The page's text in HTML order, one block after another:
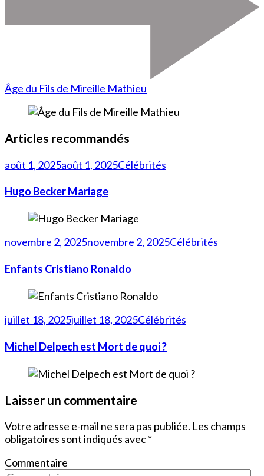
Âge du Fils de Mireille Mathieu
Articles recommandés
août 1, 2025août 1, 2025Célébrités
Hugo Becker Mariage
novembre 2, 2025novembre 2, 2025Célébrités
Enfants Cristiano Ronaldo
juillet 18, 2025juillet 18, 2025Célébrités
Michel Delpech est Mort de quoi ?
Laisser un commentaire
Votre adresse e-mail ne sera pas publiée. Les champs
obligatoires sont indiqués avec*
Commentaire